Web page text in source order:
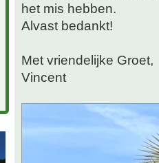
het mis hebben.
Alvast bedankt!
Met vriendelijke Groet,
Vincent